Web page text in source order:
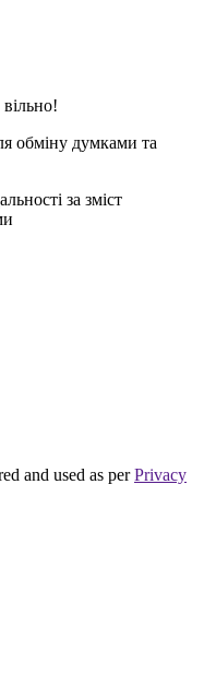
обміну думками та
за зміст
and used as perPrivacy